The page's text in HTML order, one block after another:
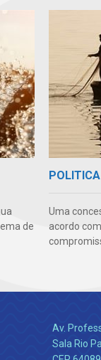
de
Uma
acordo
Av.
Sala Rio